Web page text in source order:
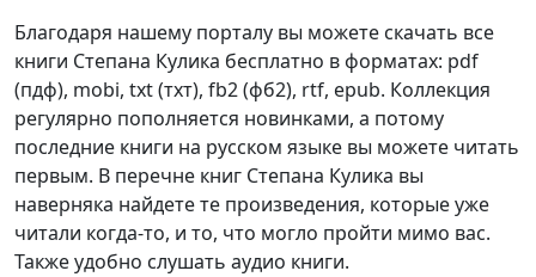
Благодаря нашему порталу вы можете скачать все
книги Степана Кулика бесплатно в форматах: pdf
(пдф), mobi, txt (тхт), fb2 (фб2), rtf, epub. Коллекция
регулярно пополняется новинками, а потому
последние книги на русском языке вы можете читать
первым. В перечне книг Степана Кулика вы
наверняка найдете те произведения, которые уже
читали когда-то, и то, что могло пройти мимо вас.
Также удобно слушать аудио книги.